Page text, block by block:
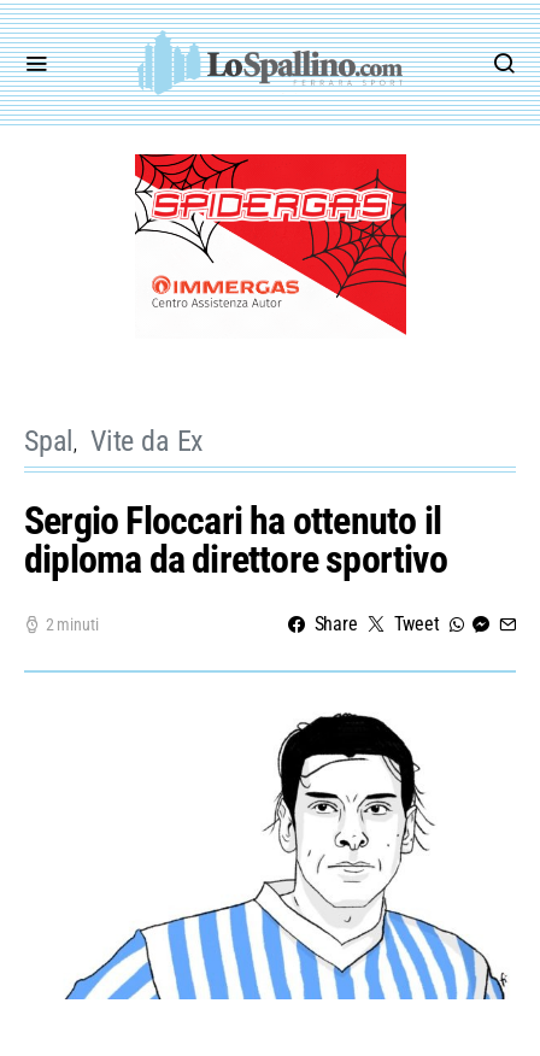
Spal Vite da Ex
Sergio Floccari ha ottenuto il
diploma da direttore sportivo
2 minuti Share Tweet